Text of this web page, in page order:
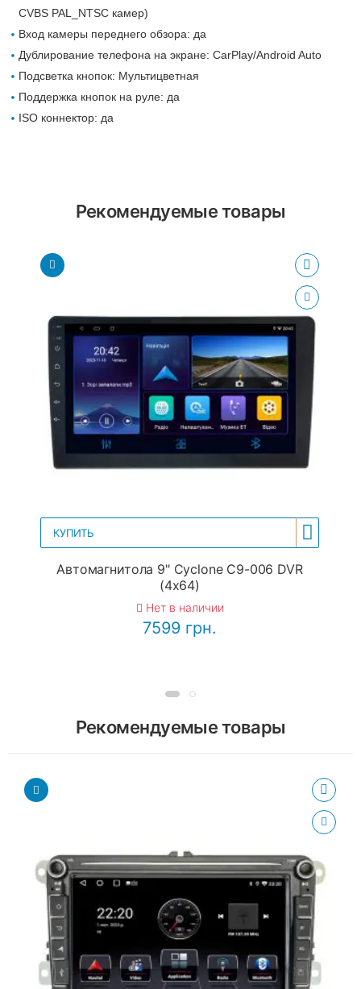
CVBS PAL_NTSC камер)
Вход камеры переднего обзора: да
Дублирование телефона на экране: CarPlay/Android Auto
Подсветка кнопок: Мультицветная
Поддержка кнопок на руле: да
ISO коннектор: да
Рекомендуемые товары
КУПИТЬ
Автомагнитола 9" Cyclone C9-006 DVR
(4x64)
Нет в наличии
7599 грн.
Рекомендуемые товары